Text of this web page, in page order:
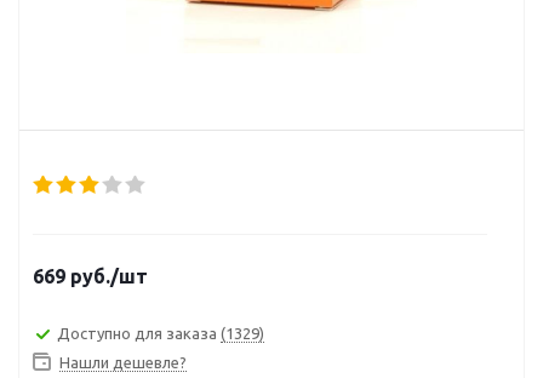
669 руб./шт
Доступно для заказа (1329)
Нашли дешевле?